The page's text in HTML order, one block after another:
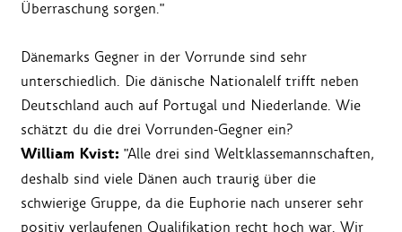
Überraschung sorgen."
Dänemarks Gegner in der Vorrunde sind sehr
unterschiedlich. Die dänische Nationalelf trifft neben
Deutschland auch auf Portugal und Niederlande. Wie
schätzt du die drei Vorrunden-Gegner ein?
William Kvist: "Alle drei sind Weltklassemannschaften,
deshalb sind viele Dänen auch traurig über die
schwierige Gruppe, da die Euphorie nach unserer sehr
positiv verlaufenen Qualifikation recht hoch war. Wir